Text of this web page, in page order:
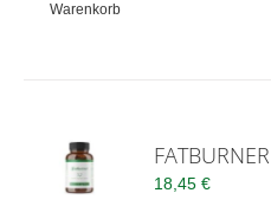
Warenkorb
FATBURNER
18,45€